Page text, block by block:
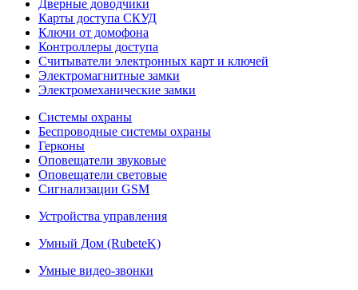
Дверные доводчики
Карты доступа СКУД
Ключи от домофона
Контроллеры доступа
Считыватели электронных карт и ключей
Электромагнитные замки
Электромеханические замки
Системы охраны
Беспроводные системы охраны
Герконы
Оповещатели звуковые
Оповещатели световые
Сигнализации GSM
Устройства управления
Умный Дом (RubeteK)
Умные видео-звонки